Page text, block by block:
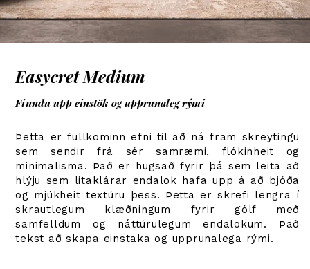
Easycret Medium
Finndu upp einstök og upprunaleg rými
Þetta er fullkominn efni til að ná fram skreytingu
sem sendir frá sér samræmi, flókinheit og
minimalisma. Það er hugsað fyrir þá sem leita að
hlýju sem litaklárar endalok hafa upp á að bjóða
og mjúkheit textúru þess. Þetta er skrefi lengra í
skrautlegum klæðningum fyrir gólf með
samfelldum og náttúrulegum endalokum. Það
tekst að skapa einstaka og upprunalega rými.